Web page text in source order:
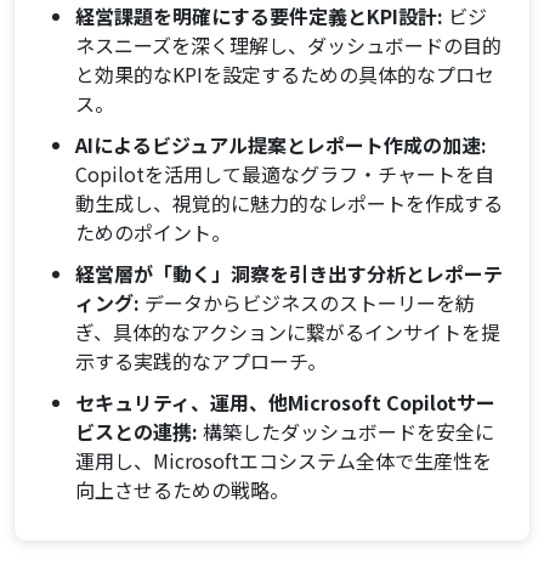
経営課題を明確にする要件定義とKPI設計: ビジ
ネスニーズを深く理解し、ダッシュボードの目的
と効果的なKPIを設定するための具体的なプロセ
ス。
AIによるビジュアル提案とレポート作成の加速:
Copilotを活用して最適なグラフ・チャートを自
動生成し、視覚的に魅力的なレポートを作成する
ためのポイント。
経営層が「動く」洞察を引き出す分析とレポーテ
ィング: データからビジネスのストーリーを紡
ぎ、具体的なアクションに繋がるインサイトを提
示する実践的なアプローチ。
セキュリティ、運用、他Microsoft Copilotサー
ビスとの連携: 構築したダッシュボードを安全に
運用し、Microsoftエコシステム全体で生産性を
向上させるための戦略。